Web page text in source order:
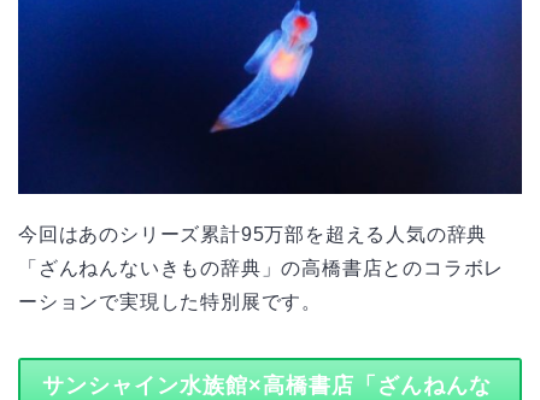
今回はあのシリーズ累計95万部を超える人気の辞典
「ざんねんないきもの辞典」の高橋書店とのコラボレ
ーションで実現した特別展です。
サンシャイン水族館×高橋書店「ざんねんな